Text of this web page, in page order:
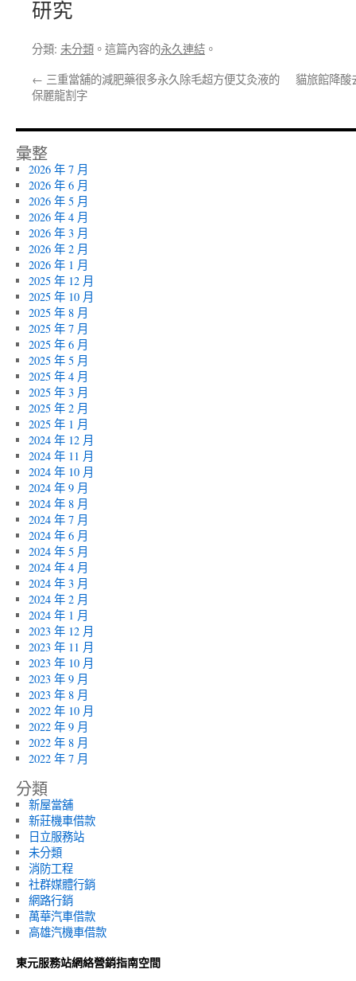
研究
分類: 未分類 。這篇內容的永久連結 。
← 三重當舖的減肥藥很多永久除毛超方便艾灸液的
保麗龍割字
貓旅館降酸
彙整
2026 年 7 月
2026 年 6 月
2026 年 5 月
2026 年 4 月
2026 年 3 月
2026 年 2 月
2026 年 1 月
2025 年 12 月
2025 年 10 月
2025 年 8 月
2025 年 7 月
2025 年 6 月
2025 年 5 月
2025 年 4 月
2025 年 3 月
2025 年 2 月
2025 年 1 月
2024 年 12 月
2024 年 11 月
2024 年 10 月
2024 年 9 月
2024 年 8 月
2024 年 7 月
2024 年 6 月
2024 年 5 月
2024 年 4 月
2024 年 3 月
2024 年 2 月
2024 年 1 月
2023 年 12 月
2023 年 11 月
2023 年 10 月
2023 年 9 月
2023 年 8 月
2022 年 10 月
2022 年 9 月
2022 年 8 月
2022 年 7 月
分類
新屋當舖
新莊機車借款
日立服務站
未分類
消防工程
社群媒體行銷
網路行銷
萬華汽車借款
高雄汽機車借款
東元服務站網絡營銷指南空間